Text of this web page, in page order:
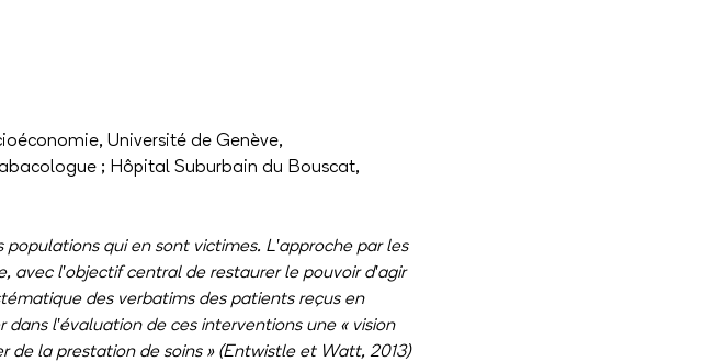
Université de Genève,
; Hôpital Suburbain du Bouscat,
qui en sont victimes. L'approche par les
avec l'objectif central de restaurer le pouvoir d'agir
des verbatims des patients reçus en
l'évaluation de ces interventions une « vision
la prestation de soins » (Entwistle et Watt, 2013)